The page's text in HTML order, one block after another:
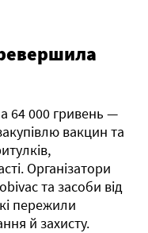
64 000 гривень —
вакцин та
Організатори
та засоби від
пережили
й захисту.